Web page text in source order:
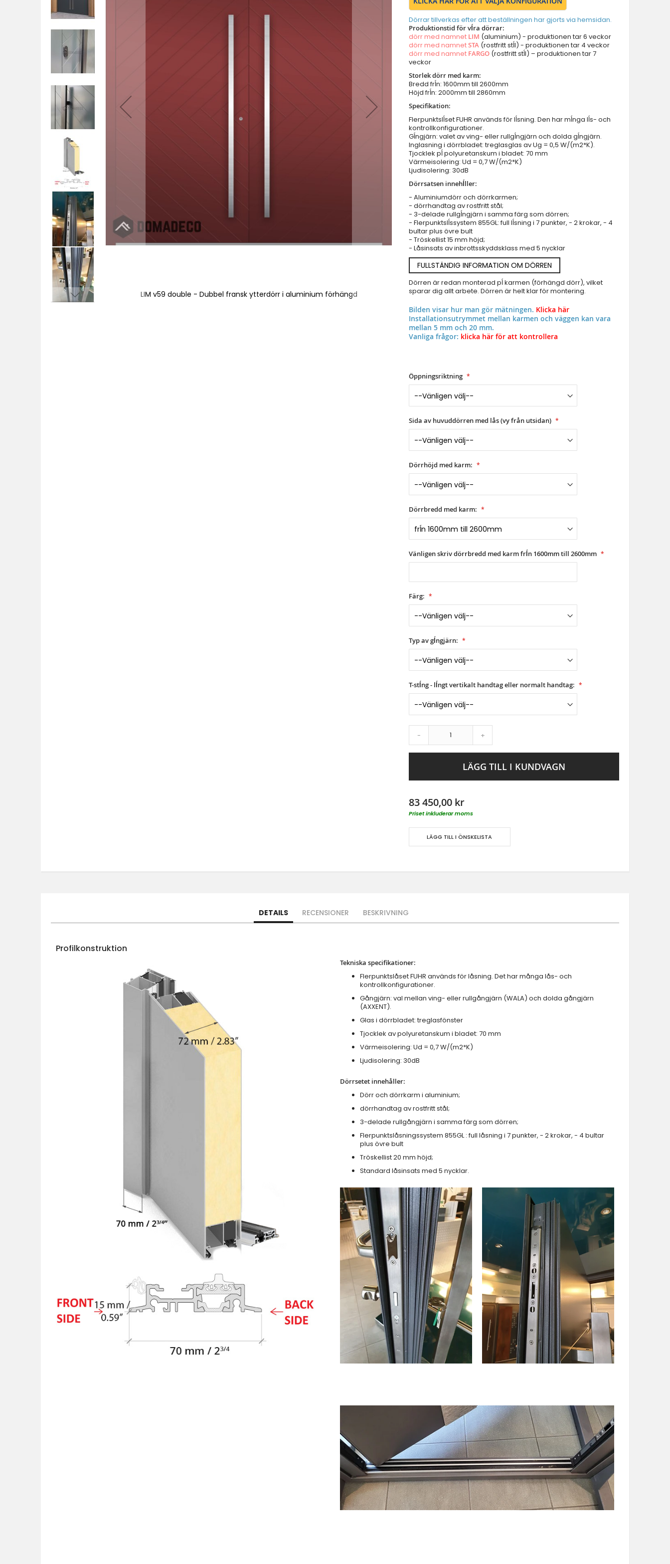
Dörrar med vänster panel
Dörrar med höger panel
Dörrar med överljus
Dörrar med vänster sidoljus
Dörrar med vänster höger sidoljus & överljus
Parytterdörrar
Parytterdörrar med vänster & höger sidoljus
Garageportar
Innerdörrar
Branddorrar
Pivothängd ytterdörr
Glas Pivothängda ytterdörrar
Entrédörr i aluminiumglas
LIM v59 double - Dubbel fransk ytterdörr i aluminium förhängd LIM v59 double - Dubbel fransk ytterdörr i aluminium
Dörrar tillverkas efter att beställningen har gjorts via hemsidan.
Produktionstid för vĺra dörrar:
dörr med namnet LIM (aluminium) - produktionen tar 6 veckor
dörr med namnetSTA (rostfritt stĺl) - produktionen tar 4 veckor
dörr med namnet FARGO (rostfritt stĺl) – produktionen tar 7
veckor
Storlek dörr med karm:
Bredd frĺn: 1600mm till 2600mm
Höjd frĺn: 2000mm till 2860mm
Specifikation:
Flerpunktslĺset FUHR används för lĺsning. Den har mĺnga lĺs- och
kontrollkonfigurationer.
Gĺngjärn: valet av ving- eller rullgĺngjärn och dolda gĺngjärn.
Inglasning i dörrbladet: treglasglas av Ug = 0,5 W/(m2*K).
Tjocklek pĺ polyuretanskum i bladet: 70 mm
Värmeisolering: Ud = 0,7 W/(m2*K)
Ljudisolering: 30dB
Dörrsatsen innehĺller:
- Aluminiumdörr och dörrkarmen;
- dörrhandtag av rostfritt stål;
- 3-delade rullgĺngjärn i samma färg som dörren;
- Flerpunktslĺssystem 855GL: full lĺsning i 7 punkter, - 2 krokar, - 4
bultar plus övre bult
- Tröskellist 15 mm höjd;
- Låsinsats av inbrottsskyddsklass med 5 nycklar
FULLSTÄNDIG INFORMATION OM DÖRREN
Dörren är redan monterad pĺ karmen (förhängd dörr), vilket
sparar dig allt arbete. Dörren är helt klar för montering.
Bilden visar hur man gör mätningen. Klicka här
Installationsutrymmet mellan karmen och väggen kan vara
mellan 5 mm och 20 mm.
Vanliga frågor: klicka här för att kontrollera
Öppningsriktning
Sida av huvuddörren med lås (vy från utsidan)
Dörrhöjd med karm:
Dörrbredd med karm:
Vänligen skriv dörrbredd med karm frĺn 1600mm till 2600mm
Färg:
Typ av gĺngjärn:
T-stĺng - lĺngt vertikalt handtag eller normalt handtag:
- +
LÄGG TILL I KUNDVAGN
83 450,00 kr
Priset inkluderar moms
LÄGG TILL I ÖNSKELISTA
DETAILS RECENSIONER BESKRIVNING